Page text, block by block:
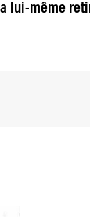
lui-même